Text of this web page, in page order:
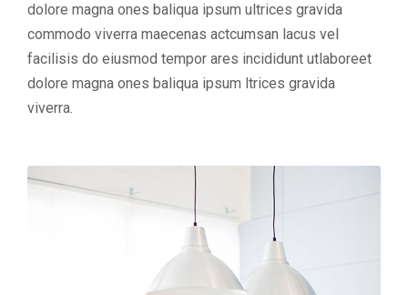
dolore magna ones baliqua ipsum ultrices gravida
commodo viverra maecenas actcumsan lacus vel
facilisis do eiusmod tempor ares incididunt utlaboreet
dolore magna ones baliqua ipsum ltrices gravida
viverra.